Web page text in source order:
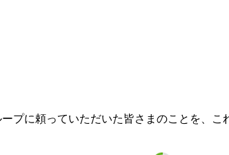
プに頼っていただいた皆さまのことを、